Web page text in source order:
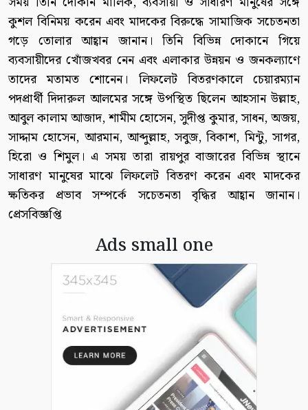
কুশল বিনিময় করেন এবং মাদকের বিরুদ্ধে সামাজিক সচেতনতা
গড়ে তোলার আহ্বান জানান। তিনি বিভিন্ন দোকানে গিয়ে
ব্যবসায়ীদের খোঁজখবর নেন এবং এলাকার উন্নয়ন ও জনকল্যাণে
তাদের মতামত শোনেন। লিফলেট বিতরণকালে চেয়ারম্যান
পদপ্রার্থী দিদারুল আলমের সঙ্গে উপস্থিত ছিলেন আহসান উল্লাহ,
আবুল কালাম আজাদ, শামীম হোসেন, সুদীপ্ত কুমার, সাধন, অজয়,
সাদ্দাম হোসেন, আরমান, আব্দুল্লাহ, সবুজ, বিকাশ, মিন্টু, সাগর,
হিরো ও শিমুল। এ সময় তারা রায়পুর বাজারের বিভিন্ন স্থানে
সাধারণ মানুষের মাঝে লিফলেট বিতরণ করেন এবং মাদকের
ক্ষতিকর প্রভাব সম্পর্কে সচেতনতা বৃদ্ধির আহ্বান জানান।
প্রেসবিজ্ঞপ্তি
Ads small one